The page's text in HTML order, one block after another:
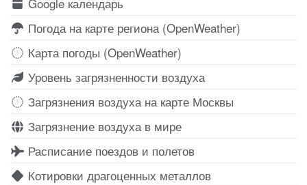
Погода на карте региона (OpenWeather)
Карта погоды (OpenWeather)
Уровень загрязненности воздуха
Загрязнения воздуха на карте Москвы
Загрязнение воздуха в мире
Расписание поездов и полетов
Котировки драгоценных металлов